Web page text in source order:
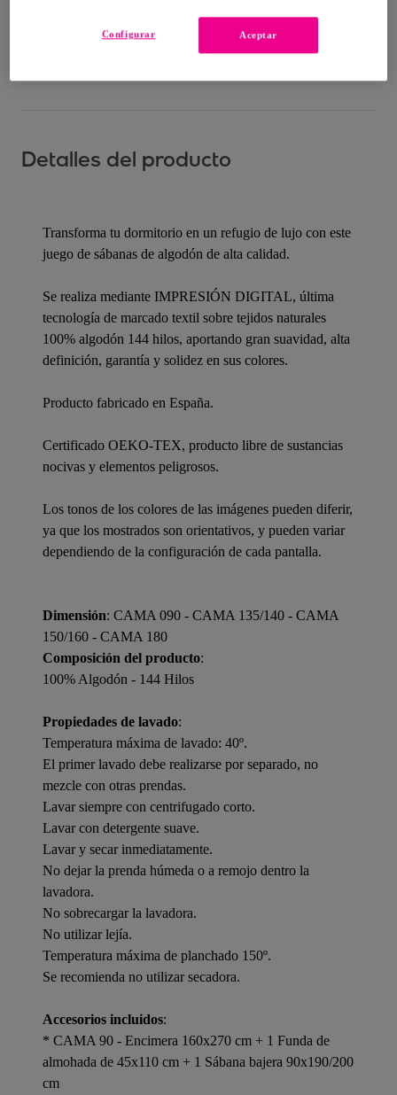
Detalles del producto
Transforma tu dormitorio en un refugio de lujo con este
juego de sábanas de algodón de alta calidad.
Se realiza mediante IMPRESIÓN DIGITAL, última
tecnología de marcado textil sobre tejidos naturales
100% algodón 144 hilos, aportando gran suavidad, alta
definición, garantía y solidez en sus colores.
Producto fabricado en España.
Certificado OEKO-TEX, producto libre de sustancias
nocivas y elementos peligrosos.
Los tonos de los colores de las imágenes pueden diferir,
ya que los mostrados son orientativos, y pueden variar
dependiendo de la configuración de cada pantalla.
Dimensión: CAMA 090 - CAMA 135/140 - CAMA
150/160 - CAMA 180
Composición del producto:
100% Algodón - 144 Hilos
Propiedades de lavado:
Temperatura máxima de lavado: 40º.
El primer lavado debe realizarse por separado, no
mezcle con otras prendas.
Lavar siempre con centrifugado corto.
Lavar con detergente suave.
Lavar y secar inmediatamente.
No dejar la prenda húmeda o a remojo dentro la
lavadora.
No sobrecargar la lavadora.
No utilizar lejía.
Temperatura máxima de planchado 150º.
Se recomienda no utilizar secadora.
Accesorios incluidos:
* CAMA 90 - Encimera 160x270 cm + 1 Funda de
almohada de 45x110 cm + 1 Sábana bajera 90x190/200
cm
Aceptar
Configurar